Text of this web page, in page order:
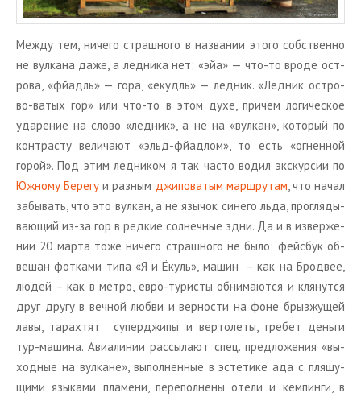
Между тем, ни­че­го страш­но­го в на­зва­нии этого соб­ствен­но
не вул­ка­на даже, а лед­ни­ка нет: «эйа» — что-то вроде ост­
ро­ва, «фй­адль» — гора, «ёкудль» — лед­ник. «Лед­ник ост­ро­
во-ватых гор» или что-то в этом духе, при­чем ло­ги­че­ское
уда­ре­ние на слово «лед­ник», а не на «вул­кан», ко­то­рый по
кон­трасту ве­ли­ча­ют «эльд-фй­ад­лом», то есть «ог­нен­ной
горой». Под этим лед­ни­ком я так часто водил экс­кур­сии по
Юж­но­му Бе­ре­гу и раз­ным джи­по­ва­тым марш­ру­там , что начал
за­бы­вать, что это вул­кан, а не язы­чок си­не­го льда, про­гля­ды­
ва­ю­щий из-за гор в ред­кие сол­неч­ные здни. Да и в из­вер­же­
нии 20 марта тоже ни­че­го страш­но­го не было: фейс­бук об­
ве­шан фот­ка­ми типа «Я и Ёкуль», машин – как на Бро­д­вее,
людей – как в метро, евро-ту­ри­сты об­ни­ма­ют­ся и кля­нут­ся
друг другу в веч­ной любви и вер­но­сти на фоне брыз­жу­щей
лавы, та­рах­тят су­пер­джи­пы и вер­то­ле­ты, гре­бет день­ги
тур-ма­ши­на. Авиа­ли­нии рас­сы­ла­ют спец. пред­ло­же­ния «вы­
ход­ные на вул­кане», вы­пол­нен­ные в эс­те­ти­ке ада с пля­шу­
щи­ми язы­ка­ми пла­ме­ни, пе­ре­пол­не­ны отели и кем­пин­ги, в